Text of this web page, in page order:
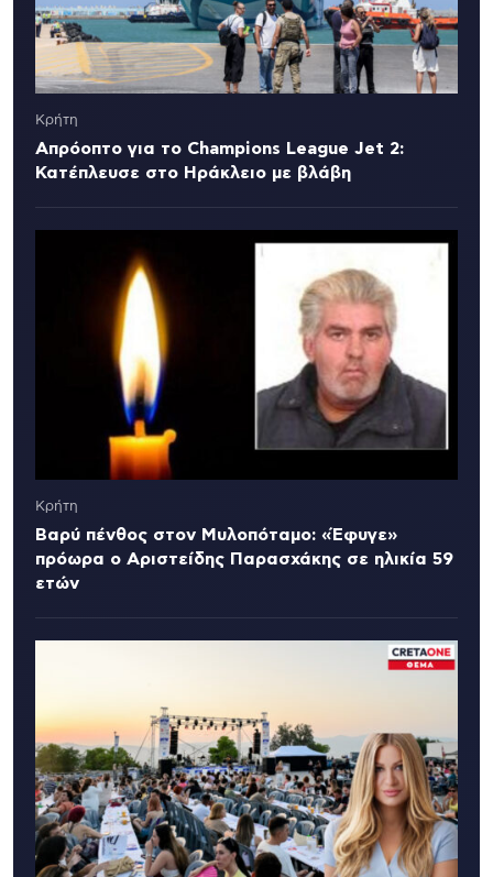
Κρήτη
Απρόοπτο για το Champions League Jet 2:
Κατέπλευσε στο Ηράκλειο με βλάβη
Κρήτη
Βαρύ πένθος στον Μυλοπόταμο: «Έφυγε»
πρόωρα ο Αριστείδης Παρασχάκης σε ηλικία 59
ετών